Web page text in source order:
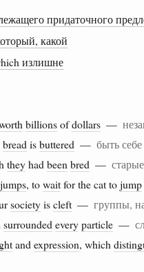
придаточного
какой
излишне
billionsofdollars —
bread isbuttered — быть
theyhad been bred —
jumps, towaitfor the cat tojump
societyiscleft — группы,
surrounded everyparticle —
and expression, which